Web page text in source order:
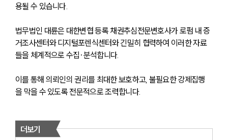
용될 수 있습니다.
법무법인 대륜은 대한변협 등록 채권추심전문변호사가 로펌 내 증
거조사센터와 디지털포렌식센터와 긴밀히 협력하여 이러한 자료
들을 체계적으로 수집·분석합니다.
이를 통해 의뢰인의 권리를 최대한 보호하고, 불필요한 강제집행
을 막을 수 있도록 전문적으로 조력합니다.
더보기